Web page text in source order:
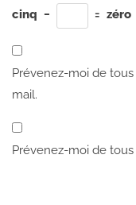
cinq − = zéro
Prévenez-moi de
mail.
Prévenez-moi de